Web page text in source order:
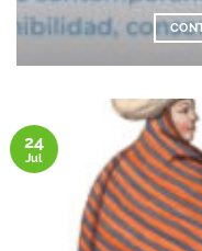
24
Jul